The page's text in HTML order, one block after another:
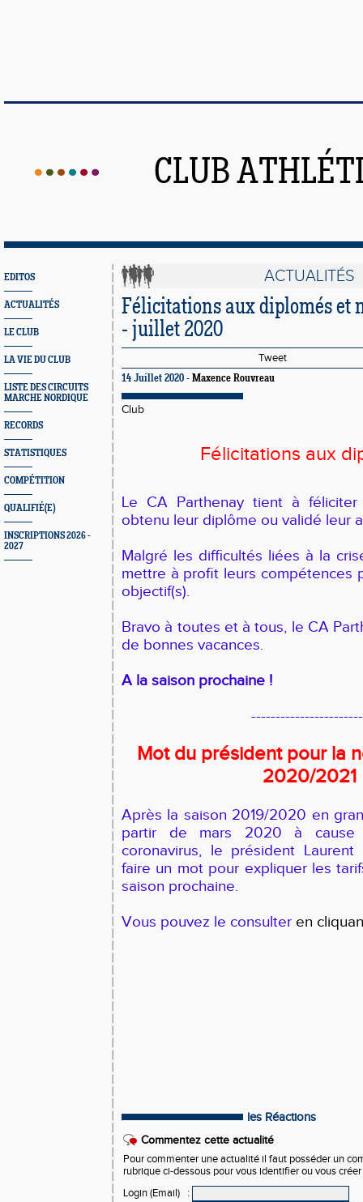
CLUB
EDITOS
ACTUALITÉS
LE CLUB
LA VIE DU CLUB
LISTE DES CIRCUITS
MARCHE NORDIQUE
RECORDS
STATISTIQUES
COMPÉTITION
QUALIFIÉ(E)
INSCRIPTIONS 2026 -
2027
ACTUALITÉS
Félicitations aux diplomés et
- juillet 2020
Tweet
14 Juillet 2020 - Maxence Rouvreau
Club
Félicitations aux
Le CA Parthenay tient à
obtenu leur diplôme ou validé leur
Malgré les difficultés liées à la
mettre à profit leurs compétences
objectif(s).
Bravo à toutes et à tous, le CA
de bonnes vacances.
A la saison prochaine !
Mot du président pour la
2020/2021
Après la saison 2019/2020 en
partir de mars 2020 à cause
coronavirus, le président
faire un mot pour expliquer les
saison prochaine.
Vous pouvez le consulter en
les Réactions
Commentez cette actualité
Pour commenter une actualité il faut posséder un
rubrique ci-dessous pour vous identifier ou vous
Login (Email)
: